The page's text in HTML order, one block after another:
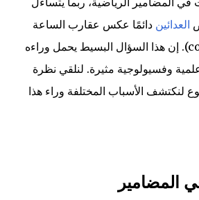
العدائين دائمًا عكس عقارب الساعة
(counterclockwise). إن هذا السؤال البسيط يحمل وراءه
وفسيولوجية مثيرة. لنلقي نظرة
لنكتشف الأسباب المختلفة وراء هذا
المضامير